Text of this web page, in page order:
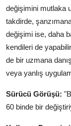
değişimini mutlaka
takdirde,
değişimi ise, daha
kendileri de
de bir uzmana
veya yanlış
Sürücü Görüşü:
60 binde bir